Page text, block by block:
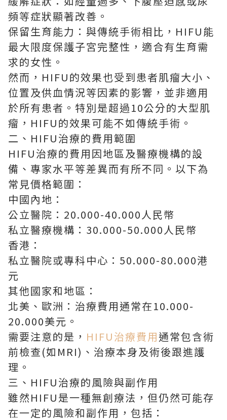
頻等症狀顯著改善。
保留生育能力：與傳統手術相比，HIFU能
最大限度保護子宮完整性，適合有生育需
求的女性。
然而，HIFU的效果也受到患者肌瘤大小、
位置及供血情況等因素的影響，並非適用
於所有患者。特別是超過10公分的大型肌
瘤，HIFU的效果可能不如傳統手術。
二、HIFU治療的費用範圍
HIFU治療的費用因地區及醫療機構的設
備、專家水平等差異而有所不同。以下為
常見價格範圍：
中國內地：
公立醫院：20.000-40.000人民幣
私立醫療機構：30.000-50.000人民幣
香港：
私立醫院或專科中心：50.000-80.000港
元
其他國家和地區：
北美、歐洲：治療費用通常在10.000-
20.000美元。
需要注意的是， HIFU治療費用通常包含術
前檢查(如MRI)、治療本身及術後跟進護
理。
三、HIFU治療的風險與副作用
雖然HIFU是一種無創療法，但仍然可能存
在一定的風險和副作用，包括：